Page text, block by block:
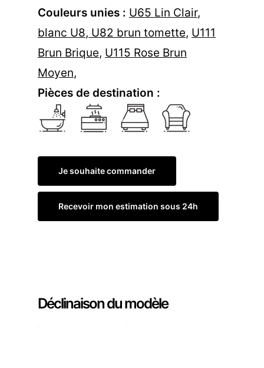
Couleurs unies : U65 Lin Clair,
blanc U8, U82 brun tomette, U111
Brun Brique, U115 Rose Brun
Moyen,
Pièces de destination :
Je souhaite commander
Recevoir mon estimation sous 24h
Déclinaison du modèle